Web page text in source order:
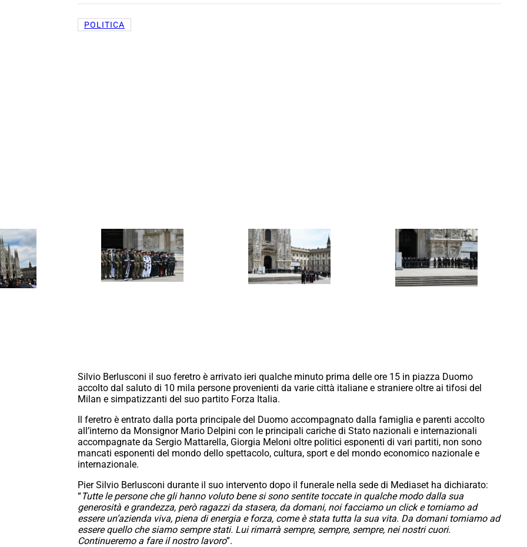
POLITICA
Silvio Berlusconi il suo feretro è arrivato ieri qualche minuto prima delle ore 15 in piazza Duomo
accolto dal saluto di 10 mila persone provenienti da varie città italiane e straniere oltre ai tifosi del
Milan e simpatizzanti del suo partito Forza Italia.
Il feretro è entrato dalla porta principale del Duomo accompagnato dalla famiglia e parenti accolto
all’interno da Monsignor Mario Delpini con le principali cariche di Stato nazionali e internazionali
accompagnate da Sergio Mattarella, Giorgia Meloni oltre politici esponenti di vari partiti, non sono
mancati esponenti del mondo dello spettacolo, cultura, sport e del mondo economico nazionale e
internazionale.
Pier Silvio Berlusconi durante il suo intervento dopo il funerale nella sede di Mediaset ha dichiarato:
“Tutte le persone che gli hanno voluto bene si sono sentite toccate in qualche modo dalla sua
generosità e grandezza, però ragazzi da stasera, da domani, noi facciamo un click e torniamo ad
essere un’azienda viva, piena di energia e forza, come è stata tutta la sua vita. Da domani torniamo ad
essere quello che siamo sempre stati. Lui rimarrà sempre, sempre, sempre, nei nostri cuori.
Continueremo a fare il nostro lavoro”.